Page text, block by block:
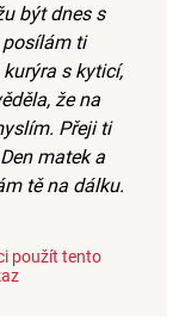
být dnes s
posílám ti
s kyticí,
že na
Přeji ti
matek a
tě na dálku.
použít tento